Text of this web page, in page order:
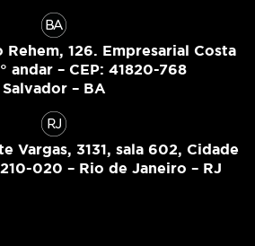
126. Empresarial Costa
andar – CEP: 41820-768
Salvador – BA
Vargas, 3131, sala 602, Cidade
020 – Rio de Janeiro – RJ